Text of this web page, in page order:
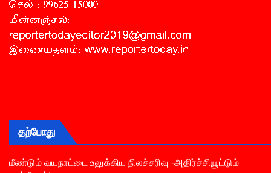
தற்போது
மீண்டும் வயநாட்டை உலுக்கிய நிலச்சரிவு -அதிர்ச்சியூட்டும்